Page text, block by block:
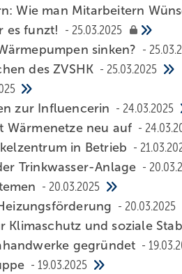
Wie man Mitarbeitern
es funzt!
25.03.2025
sinken?
des ZVSHK
25.03.2025
zur Influencerin
24.03.2025
Wärmenetze neu auf
in Betrieb
Trinkwasser-Anlage
20.03.2025
20.03.2025
Klimaschutz und soziale
gegründet
19.03.2025